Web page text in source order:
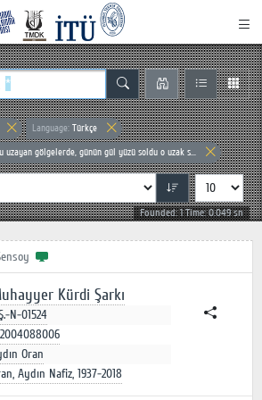
Language: Türkçe
uzayan gölgelerde, günün gül yüzü soldu o uzak s...
Founded: 1 Time: 0.049 sn
Kürdi Şarkı
N-01524
Oran
Aydın Nafiz, 1937-2018